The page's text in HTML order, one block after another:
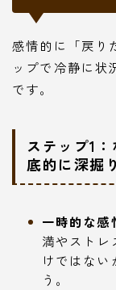
感情的に「戻り
ップで冷静に状
です。
ステップ1
底的に深掘
一時的な感
満やストレ
けではない
う。